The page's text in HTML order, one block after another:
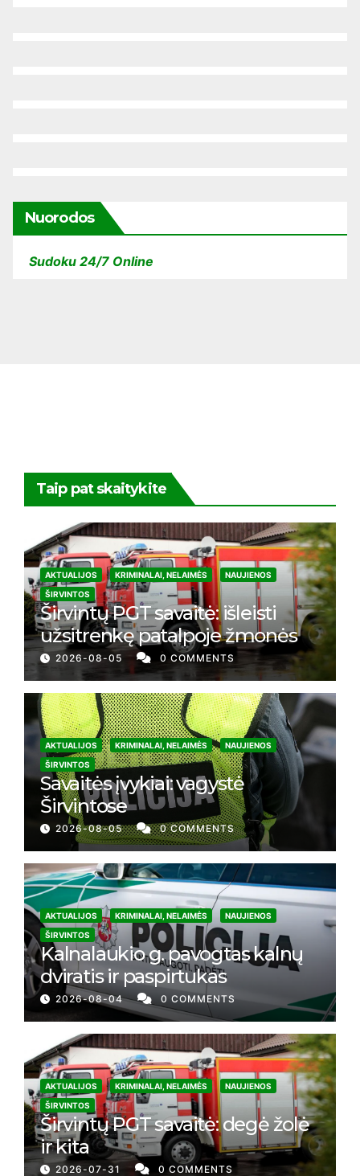
Nuorodos
Sudoku 24/7 Online
Taip pat skaitykite
AKTUALIJOS KRIMINALAI, NELAIMĖS
NAUJIENOS
ŠIRVINTOS
Širvintų PGT savaitė: išleisti
užsitrenkę patalpoje žmonės
2026-08-05 0 COMMENTS
AKTUALIJOS KRIMINALAI, NELAIMĖS
NAUJIENOS
ŠIRVINTOS
Savaitės įvykiai: vagystė
Širvintose
2026-08-05 0 COMMENTS
AKTUALIJOS KRIMINALAI, NELAIMĖS
NAUJIENOS
ŠIRVINTOS
Kalnalaukio g. pavogtas kalnų
dviratis ir paspirtukas
2026-08-04 0 COMMENTS
AKTUALIJOS KRIMINALAI, NELAIMĖS
NAUJIENOS
ŠIRVINTOS
Širvintų PGT savaitė: degė žolė
ir kita
2026-07-31 0 COMMENTS